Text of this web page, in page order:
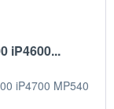
iP4600...
iP4700 MP540